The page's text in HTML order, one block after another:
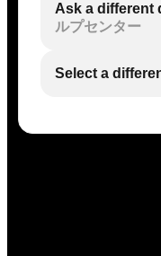
Ask a different
ルプセンター
Select a